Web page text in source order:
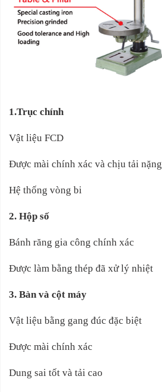
1.Trục chính
Vật liệu FCD
Được mài chính xác và chịu tải nặng
Hệ thống vòng bi
2. Hộp số
Bánh răng gia công chính xác
Được làm bằng thép đã xử lý nhiệt
3. Bàn và cột máy
Vật liệu bằng gang đúc đặc biệt
Được mài chính xác
Dung sai tốt và tải cao